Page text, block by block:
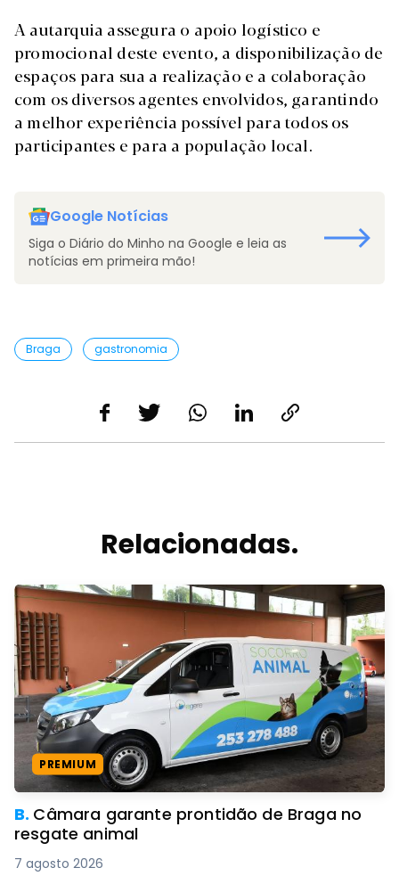
A autarquia assegura o apoio logístico e
promocional deste evento, a disponibilização de
espaços para sua a realização e a colaboração
com os diversos agentes envolvidos, garantindo
a melhor experiência possível para todos os
participantes e para a população local.
Google Notícias
Siga o Diário do Minho na Google e leia as
notícias em primeira mão!
Braga gastronomia
Relacionadas.
PREMIUM
B. Câmara garante prontidão de Braga no
resgate animal
7 agosto 2026